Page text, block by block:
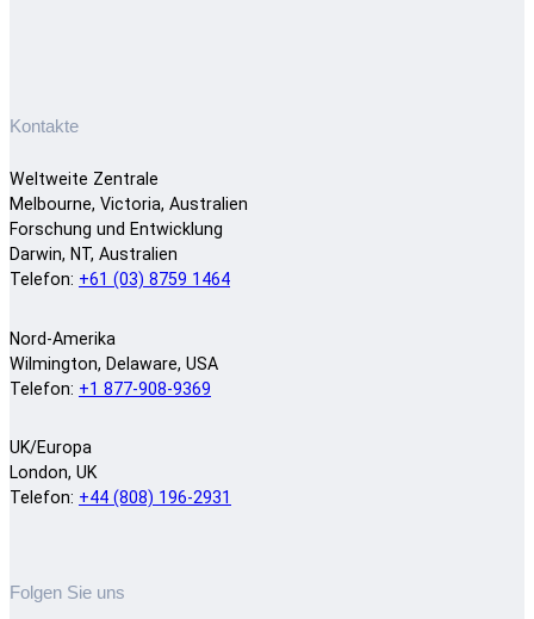
Kontakte
Weltweite Zentrale
Melbourne, Victoria, Australien
Forschung und Entwicklung
Darwin, NT, Australien
Telefon: +61 (03) 8759 1464
Nord-Amerika
Wilmington, Delaware, USA
Telefon: +1 877-908-9369
UK/Europa
London, UK
Telefon: +44 (808) 196-2931
Folgen Sie uns